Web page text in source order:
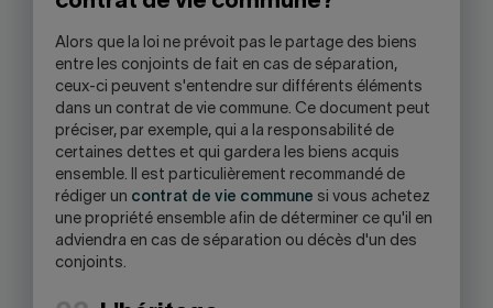
Alors que la loi ne prévoit pas le partage des biens
entre les conjoints de fait en cas de séparation,
ceux-ci peuvent s'entendre sur différents éléments
dans un contrat de vie commune. Ce document peut
préciser, par exemple, qui a la responsabilité de
certaines dettes et qui gardera les biens acquis
ensemble. Il est particulièrement recommandé de
rédiger un contrat de vie commune si vous achetez
une propriété ensemble afin de déterminer ce qu'il en
adviendra en cas de séparation ou décès d'un des
conjoints.